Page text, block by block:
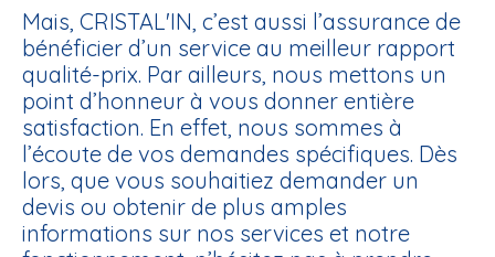
Mais, CRISTAL'IN, c’est aussi l’assurance de
bénéficier d’un service au meilleur rapport
qualité-prix. Par ailleurs, nous mettons un
point d’honneur à vous donner entière
satisfaction. En effet, nous sommes à
l’écoute de vos demandes spécifiques. Dès
lors, que vous souhaitiez demander un
devis ou obtenir de plus amples
informations sur nos services et notre